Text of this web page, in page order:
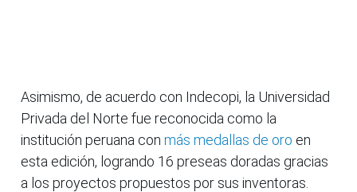
Asimismo, de acuerdo con Indecopi, la Universidad
Privada del Norte fue reconocida como la
institución peruana con más medallas de oro en
esta edición, logrando 16 preseas doradas gracias
a los proyectos propuestos por sus inventoras.